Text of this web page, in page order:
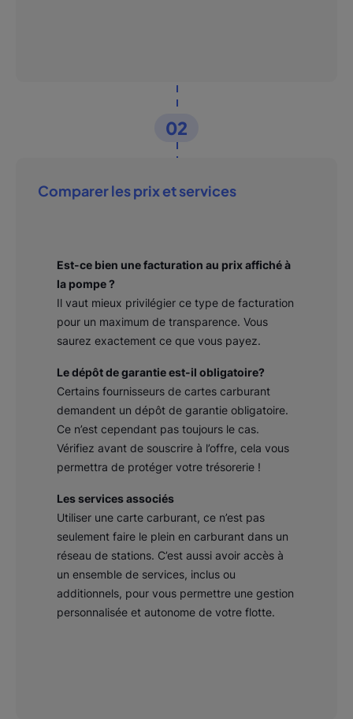
02
Comparer les prix et services
Est-ce bien une facturation au prix affiché à
la pompe ?
Il vaut mieux privilégier ce type de facturation
pour un maximum de transparence. Vous
saurez exactement ce que vous payez.
Le dépôt de garantie est-il obligatoire?
Certains fournisseurs de cartes carburant
demandent un dépôt de garantie obligatoire.
Ce n’est cependant pas toujours le cas.
Vérifiez avant de souscrire à l’offre, cela vous
permettra de protéger votre trésorerie !
Les services associés
Utiliser une carte carburant, ce n’est pas
seulement faire le plein en carburant dans un
réseau de stations. C’est aussi avoir accès à
un ensemble de services, inclus ou
additionnels, pour vous permettre une gestion
personnalisée et autonome de votre flotte.